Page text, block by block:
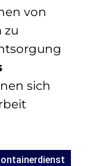
von
zu
sich